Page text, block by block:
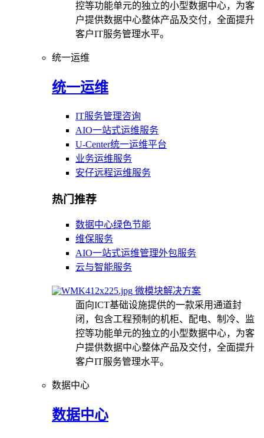
控等功能单元的独立的小型数据中心，为客
户提供数据中心整体产品及交付，全面提升
客户IT服务管理水平。
统一运维
统一运维
IT服务管理咨询
AIO一站式运维服务
U-Center统一运维平台
业务运维服务
安仔远程运维服务
热门推荐
数据中心绿色节能
维保服务
AIO一站式运维管理外包服务
云与智能服务
微模块解决方案
面向ICT基础设施提供的一款采用通道封
闭，包含工程预制的机柜、配电、制冷、监
控等功能单元的独立的小型数据中心，为客
户提供数据中心整体产品及交付，全面提升
客户IT服务管理水平。
数据中心
数据中心